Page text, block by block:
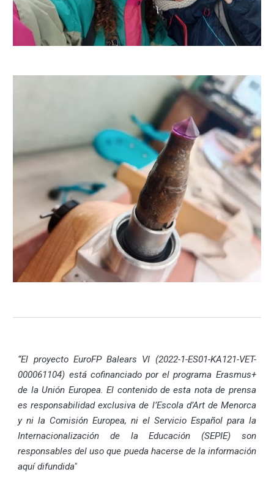
“El proyecto EuroFP Balears VI (2022-1-ES01-KA121-VET-
000061104) está cofinanciado por el programa Erasmus+
de la Unión Europea. El contenido de esta nota de prensa
es responsabilidad exclusiva de l’Escola d’Art de Menorca
y ni la Comisión Europea, ni el Servicio Español para la
Internacionalización de la Educación (SEPIE) son
responsables del uso que pueda hacerse de la información
aquí difundida"